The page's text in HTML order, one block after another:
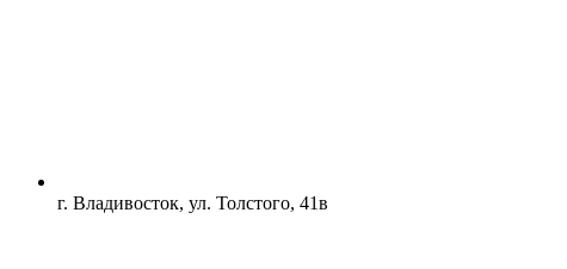
г. Владивосток, ул. Толстого, 41в